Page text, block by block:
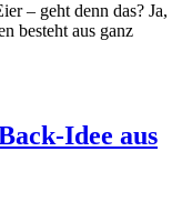
– geht denn das? Ja,
besteht aus ganz
Idee aus